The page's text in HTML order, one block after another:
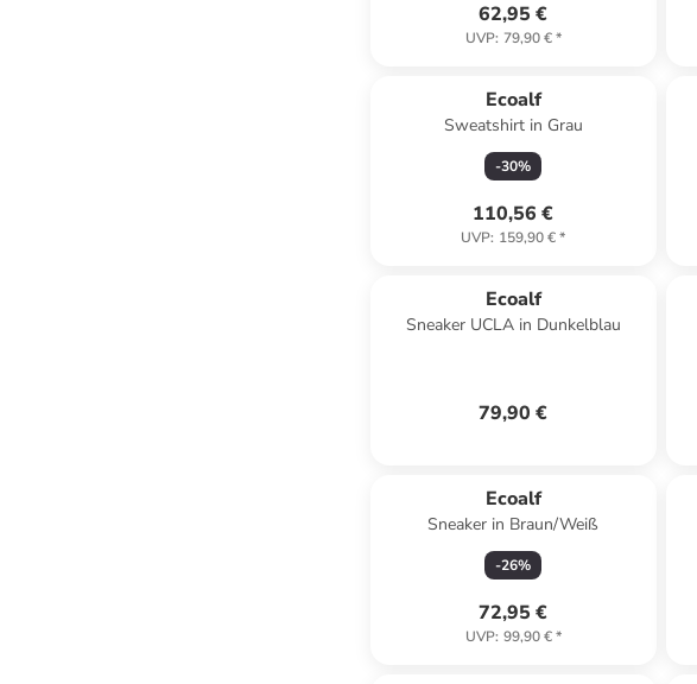
62,95 €
UVP: 79,90 €*
Ecoalf
Sweatshirt in Grau
-30%
110,56 €
UVP: 159,90 €*
Ecoalf
Sneaker UCLA in Dunkelblau
79,90 €
Ecoalf
Sneaker in Braun/Weiß
-26%
72,95 €
UVP: 99,90 €*